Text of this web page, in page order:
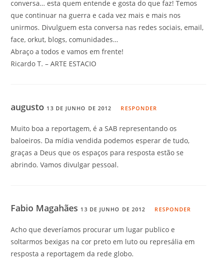
conversa… esta quem entende e gosta do que faz! Temos
que continuar na guerra e cada vez mais e mais nos
unirmos. Divulguem esta conversa nas redes sociais, email,
face, orkut, blogs, comunidades…
Abraço a todos e vamos em frente!
Ricardo T. – ARTE ESTACIO
augusto 13 DE JUNHO DE 2012 RESPONDER
Muito boa a reportagem, é a SAB representando os
baloeiros. Da mídia vendida podemos esperar de tudo,
graças a Deus que os espaços para resposta estão se
abrindo. Vamos divulgar pessoal.
Fabio Magahães 13 DE JUNHO DE 2012 RESPONDER
Acho que deveríamos procurar um lugar publico e
soltarmos bexigas na cor preto em luto ou represália em
resposta a reportagem da rede globo.